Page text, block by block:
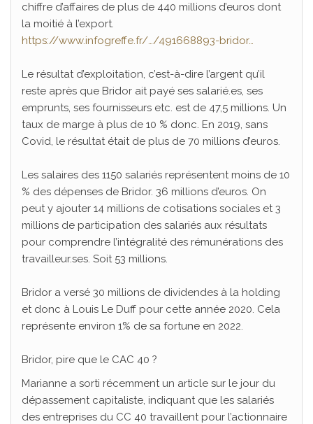
chiffre d’affaires de plus de 440 millions d’euros dont
la moitié à l’export.
https://www.infogreffe.fr/…/491668893-bridor…
Le résultat d’exploitation, c’est-à-dire l’argent qu’il
reste après que Bridor ait payé ses salarié.es, ses
emprunts, ses fournisseurs etc. est de 47,5 millions. Un
taux de marge à plus de 10 % donc. En 2019, sans
Covid, le résultat était de plus de 70 millions d’euros.
Les salaires des 1150 salariés représentent moins de 10
% des dépenses de Bridor. 36 millions d’euros. On
peut y ajouter 14 millions de cotisations sociales et 3
millions de participation des salariés aux résultats
pour comprendre l’intégralité des rémunérations des
travailleur.ses. Soit 53 millions.
Bridor a versé 30 millions de dividendes à la holding
et donc à Louis Le Duff pour cette année 2020. Cela
représente environ 1% de sa fortune en 2022.
Bridor, pire que le CAC 40 ?
Marianne a sorti récemment un article sur le jour du
dépassement capitaliste, indiquant que les salariés
des entreprises du CC 40 travaillent pour l’actionnaire